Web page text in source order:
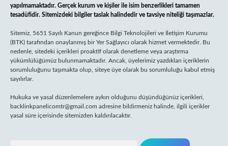
yapılmamaktadır. Gerçek kurum ve kişiler ile isim benzerlikleri tamamen
tesadüfidir. Sitemizdeki bilgiler taslak halindedir ve tavsiye niteliği taşımazlar.
Sitemiz, 5651 Sayılı Kanun gereğince Bilgi Teknolojileri ve İletişim Kurumu
(BTK) tarafından onaylanmış bir Yer Sağlayıcı olarak hizmet vermektedir. Bu
nedenle, sitedeki içerikleri proaktif olarak denetleme veya araştırma
yükümlülüğümüz bulunmamaktadır. Ancak, üyelerimiz yazdıkları içeriklerin
sorumluluğunu taşımakta olup, siteye üye olarak bu sorumluluğu kabul etmiş
sayılırlar.
Hukuka ve yasal düzenlemelere aykırı olduğunu düşündüğünüz içerikleri,
backlinkpanelicomtr@gmail.com adresine bildirmeniz halinde, ilgili içerikler
yasal süre içerisinde sitemizden kaldırılacaktır.